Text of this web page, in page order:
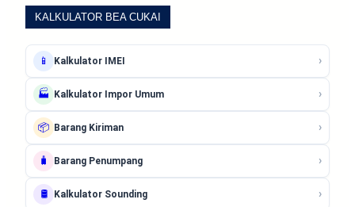
KALKULATOR BEA CUKAI
📱 Kalkulator IMEI ›
🏭 Kalkulator Impor Umum ›
📦 Barang Kiriman ›
🧳 Barang Penumpang ›
🛢️ Kalkulator Sounding ›